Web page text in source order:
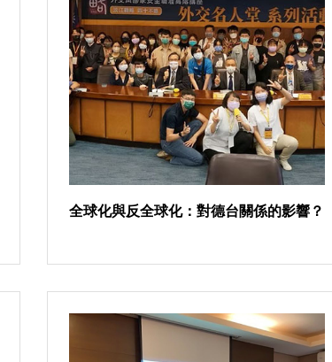
全球化與反全球化：對德台關係的影響？